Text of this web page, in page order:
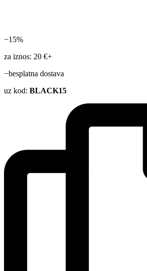
−15%
za iznos: 20 €+
−besplatna dostava
uz kod: BLACK15